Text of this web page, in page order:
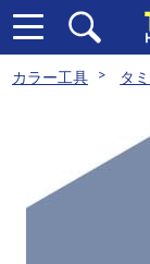
カラー工具 タ